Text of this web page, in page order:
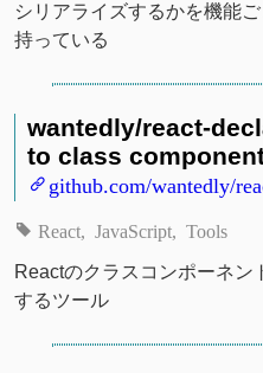
シリアライズするかを機能
持っている
wantedly/react-
to class
github.com/wantedly/
React JavaScript Tools
Reactのクラスコンポーネ
するツール